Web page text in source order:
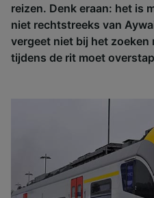
reizen. Denk eraan: het is
niet rechtstreeks van
vergeet niet bij het zoeken
tijdens de rit moet